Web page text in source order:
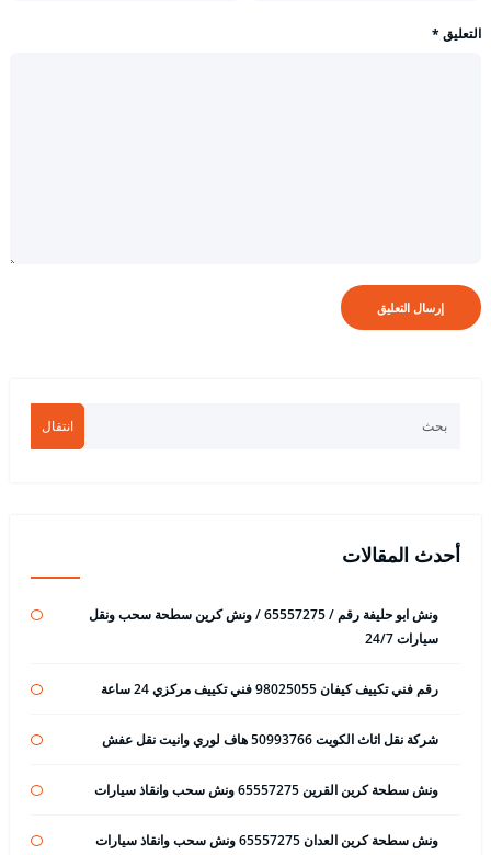
التعليق *
انتقال
أحدث المقالات
ونش ابو حليفة رقم / 65557275 / ونش كرين سطحة سحب ونقل
سيارات 24/7
رقم فني تكييف كيفان 98025055 فني تكييف مركزي 24 ساعة
شركة نقل اثاث الكويت 50993766 هاف لوري وانيت نقل عفش
ونش سطحة كرين القرين 65557275 ونش سحب وانقاذ سيارات
ونش سطحة كرين العدان 65557275 ونش سحب وانقاذ سيارات